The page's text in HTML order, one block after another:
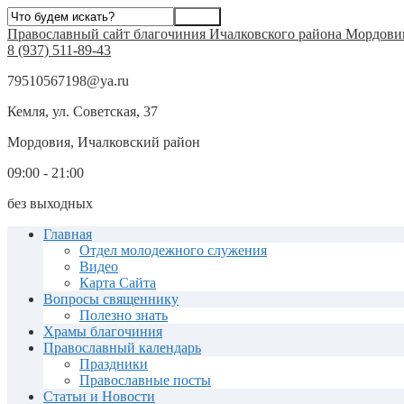
Православный сайт благочиния Ичалковского района
8 (937) 511-89-43
79510567198@ya.ru
Кемля, ул. Советская, 37
Мордовия, Ичалковский район
09:00 - 21:00
без выходных
Главная
Отдел молодежного служения
Видео
Карта Сайта
Вопросы священнику
Полезно знать
Храмы благочиния
Православный календарь
Праздники
Православные посты
Статьи и Новости